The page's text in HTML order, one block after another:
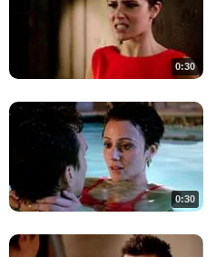
0:30
0:30